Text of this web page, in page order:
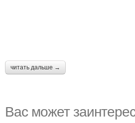
читать дальше →
Вас может